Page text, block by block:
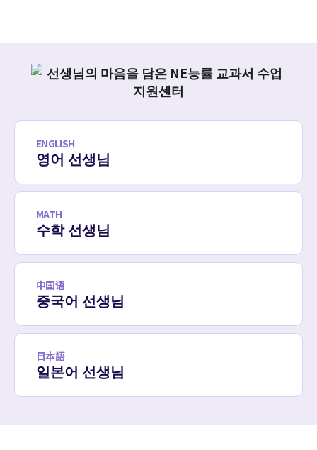
ENGLISH
영어 선생님
MATH
수학 선생님
中国语
중국어 선생님
日本語
일본어 선생님